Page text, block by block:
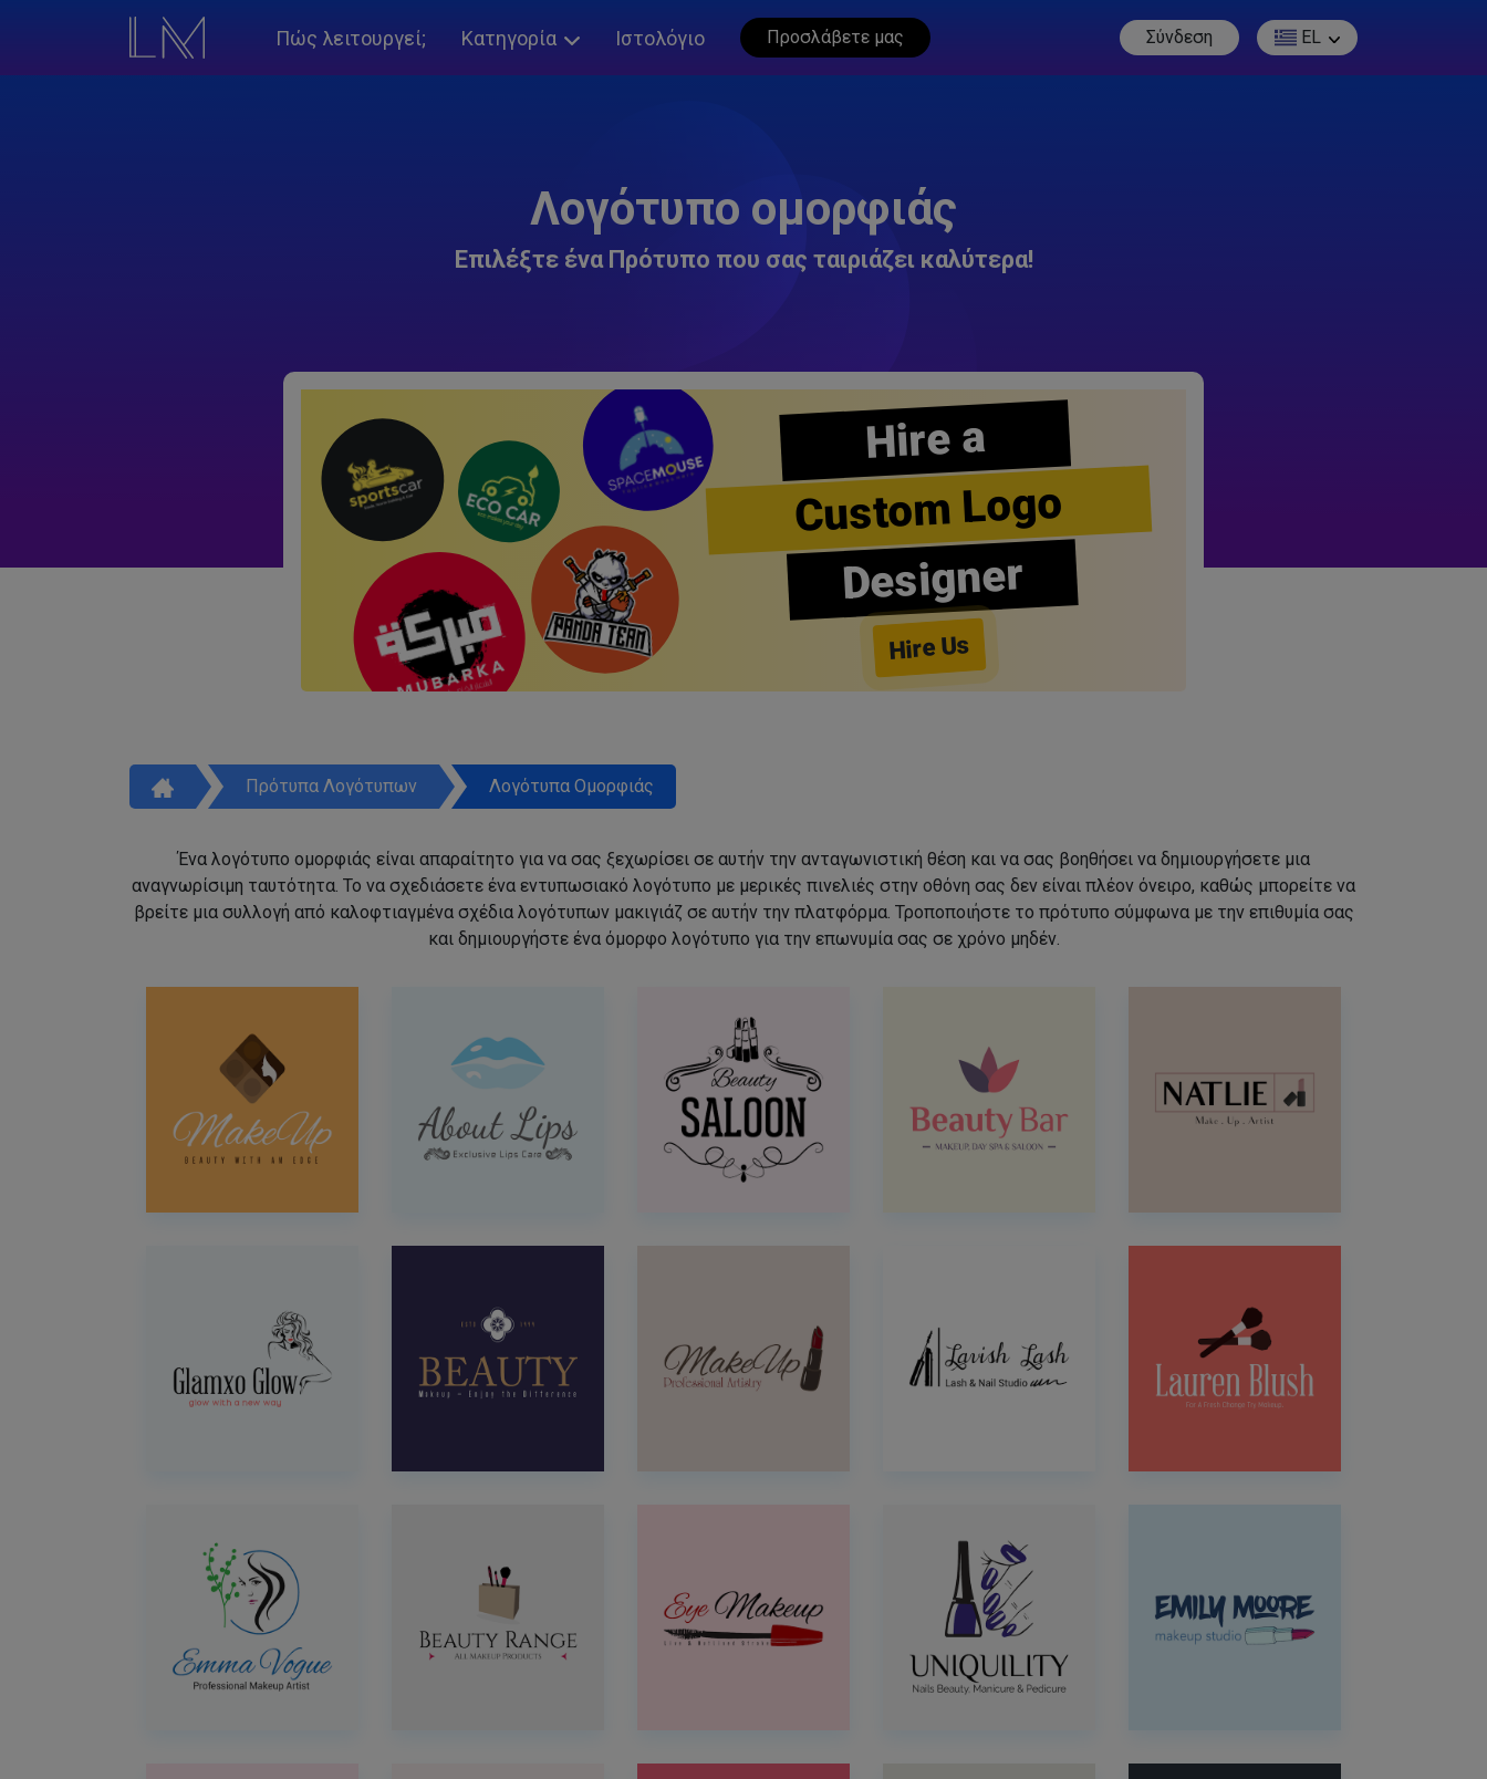
Πώς λειτουργεί; Κατηγορία Ιστολόγιο Προσλάβετε μας Σύνδεση EL
Λογότυπο ομορφιάς
Επιλέξτε ένα Πρότυπο που σας ταιριάζει καλύτερα!
Hire a
Custom Logo
Designer
Hire Us
Πρότυπα Λογότυπων Λογότυπα Ομορφιάς
Ένα λογότυπο ομορφιάς είναι απαραίτητο για να σας ξεχωρίσει σε αυτήν την ανταγωνιστική θέση και να σας βοηθήσει να δημιουργήσετε μια
αναγνωρίσιμη ταυτότητα. Το να σχεδιάσετε ένα εντυπωσιακό λογότυπο με μερικές πινελιές στην οθόνη σας δεν είναι πλέον όνειρο, καθώς μπορείτε να
βρείτε μια συλλογή από καλοφτιαγμένα σχέδια λογότυπων μακιγιάζ σε αυτήν την πλατφόρμα. Τροποποιήστε το πρότυπο σύμφωνα με την επιθυμία σας
και δημιουργήστε ένα όμορφο λογότυπο για την επωνυμία σας σε χρόνο μηδέν.